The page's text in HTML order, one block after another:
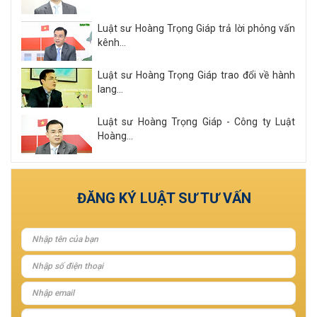
Luật sư Hoàng Trọng Giáp trả lời phỏng vấn
kênh...
Luật sư Hoàng Trọng Giáp trao đổi về hành
lang...
Luật sư Hoàng Trọng Giáp - Công ty Luật
Hoàng...
Xem tất cả
ĐĂNG KÝ LUẬT SƯ TƯ VẤN